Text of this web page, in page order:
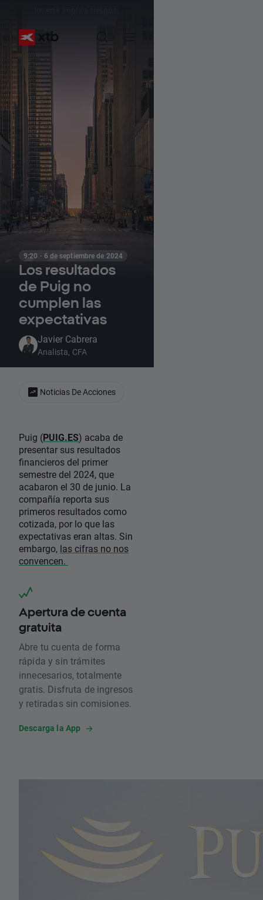
9:20 · 6 de septiembre de 2024
Los resultados
de Puig no
cumplen las
expectativas
Javier Cabrera
Analista, CFA
Puig (PUIG.ES) acaba de
presentar sus resultados
financieros del primer
semestre del 2024, que
acabaron el 30 de junio. La
compañía reporta sus
primeros resultados como
cotizada, por lo que las
expectativas eran altas. Sin
embargo, las cifras no nos
convencen.
Apertura de cuenta
gratuita
Abre tu cuenta de forma
rápida y sin trámites
innecesarios, totalmente
gratis. Disfruta de ingresos
y retiradas sin comisiones.
Descarga la App
Noticias De Acciones